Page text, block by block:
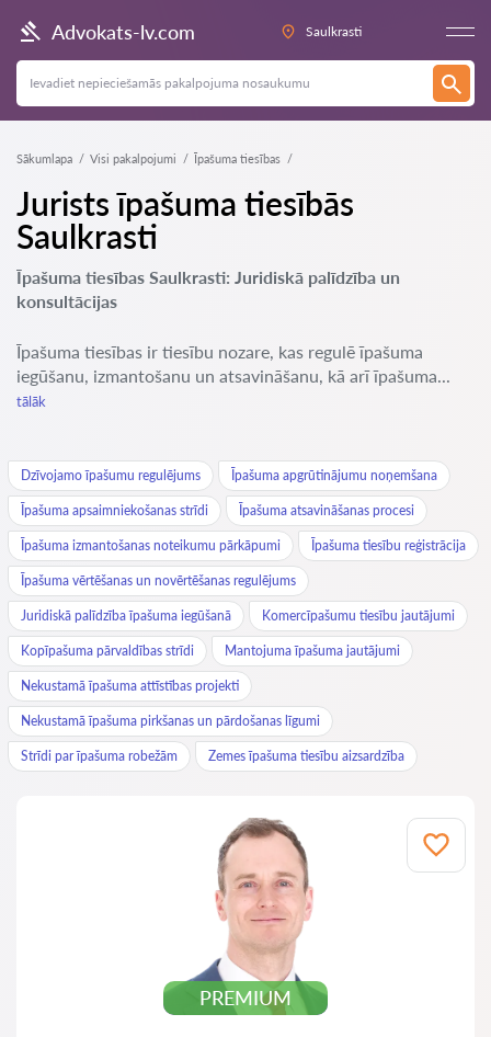
Advokats-lv.com Saulkrasti
Sākumlapa Visi pakalpojumi Īpašuma tiesības
Jurists īpašuma tiesībās
Saulkrasti
Īpašuma tiesības Saulkrasti: Juridiskā palīdzība un
konsultācijas
Īpašuma tiesības ir tiesību nozare, kas regulē īpašuma
iegūšanu, izmantošanu un atsavināšanu, kā arī īpašuma...
tālāk
Dzīvojamo īpašumu regulējums Īpašuma apgrūtinājumu noņemšana
Īpašuma apsaimniekošanas strīdi Īpašuma atsavināšanas procesi
Īpašuma izmantošanas noteikumu pārkāpumi Īpašuma tiesību reģistrācija
Īpašuma vērtēšanas un novērtēšanas regulējums
Juridiskā palīdzība īpašuma iegūšanā Komercīpašumu tiesību jautājumi
Kopīpašuma pārvaldības strīdi Mantojuma īpašuma jautājumi
Nekustamā īpašuma attīstības projekti
Nekustamā īpašuma pirkšanas un pārdošanas līgumi
Strīdi par īpašuma robežām Zemes īpašuma tiesību aizsardzība
PREMIUM